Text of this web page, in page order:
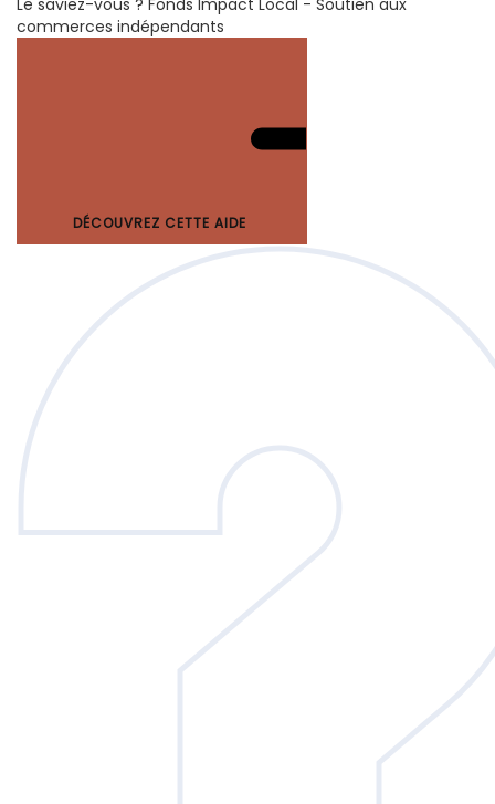
Le saviez-vous ? Fonds Impact Local - Soutien aux
commerces indépendants
DÉCOUVREZ CETTE AIDE